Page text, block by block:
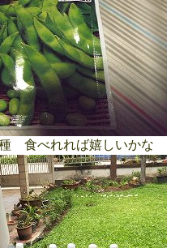
食べれれば嬉しいかな